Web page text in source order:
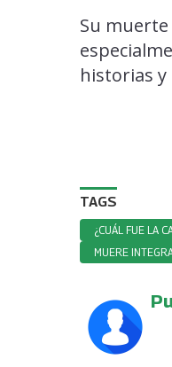
Su
historias
TAGS
¿CUÁL FUE LA
MUERE